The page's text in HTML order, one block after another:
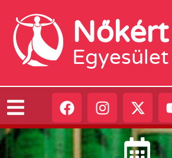
Nőkért
Egyesület